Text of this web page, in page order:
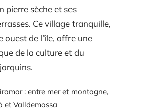
pierre sèche et ses
Ce village tranquille,
ouest de l’île, offre une
de la culture et du
: entre mer et montagne,
et Valldemossa